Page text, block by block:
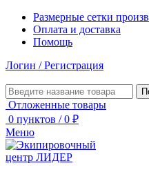
Размерные сетки
Оплата и доставка
Помощь
Логин / Регистрация
Отложенные товары
0 пунктов / 0 ₽
Меню